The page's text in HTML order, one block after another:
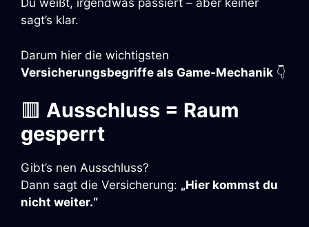
Du weißt, irgendwas passiert – aber keiner
sagt’s klar.
Darum hier die wichtigsten
Versicherungsbegriffe als Game-Mechanik 👇
🟥 Ausschluss = Raum
gesperrt
Gibt’s nen Ausschluss?
Dann sagt die Versicherung: „Hier kommst du
nicht weiter.“